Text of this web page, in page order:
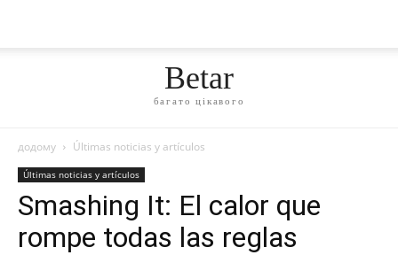
Betar
багато цікавого
додому Últimas noticias y artículos
Últimas noticias y artículos
Smashing It: El calor que
rompe todas las reglas